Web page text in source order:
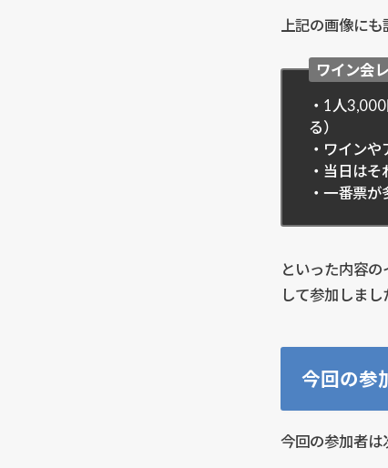
上記の画像に
ワイン会
・1人
る）
・ワイン
・当日は
・一番票
といった内容
して参加しまし
今回の参
今回の参加者は